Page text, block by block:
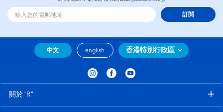
訂閲
中文 english 香港特別行政區
關於"R"